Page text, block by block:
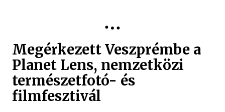
Megérkezett Veszprémbe a
Planet Lens, nemzetközi
természetfotó- és
filmfesztivál